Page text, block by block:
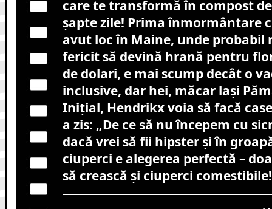
care te transformă în compost
șapte zile! Prima înmormântare
avut loc în Maine, unde probabil
fericit să devină hrană pentru
de dolari, e mai scump decât o
inclusive, dar hei, măcar lași
Inițial, Hendrikx voia să facă
a zis: „De ce să nu începem cu
dacă vrei să fii hipster și în
ciuperci e alegerea perfectă –
să crească și ciuperci comestibile!